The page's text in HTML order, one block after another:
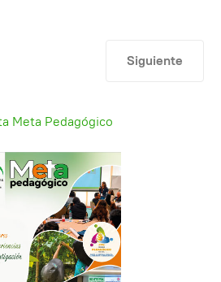
de ascenso y reubicación
Artículo
Siguiente
Meta Pedagógico